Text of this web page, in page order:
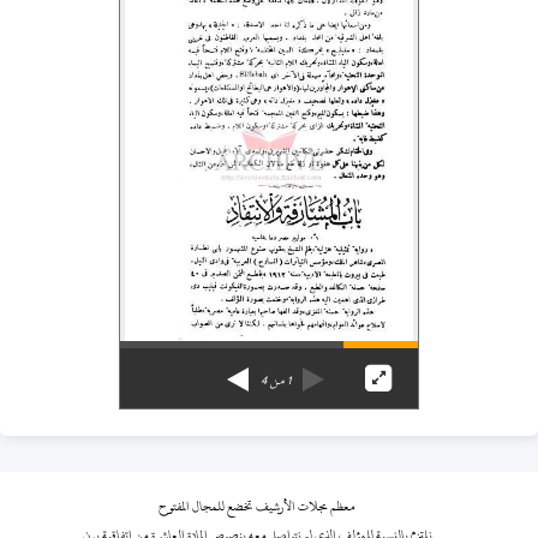
1من4
معظم مجلات الأرشيف تخضع للمجال المفتوح